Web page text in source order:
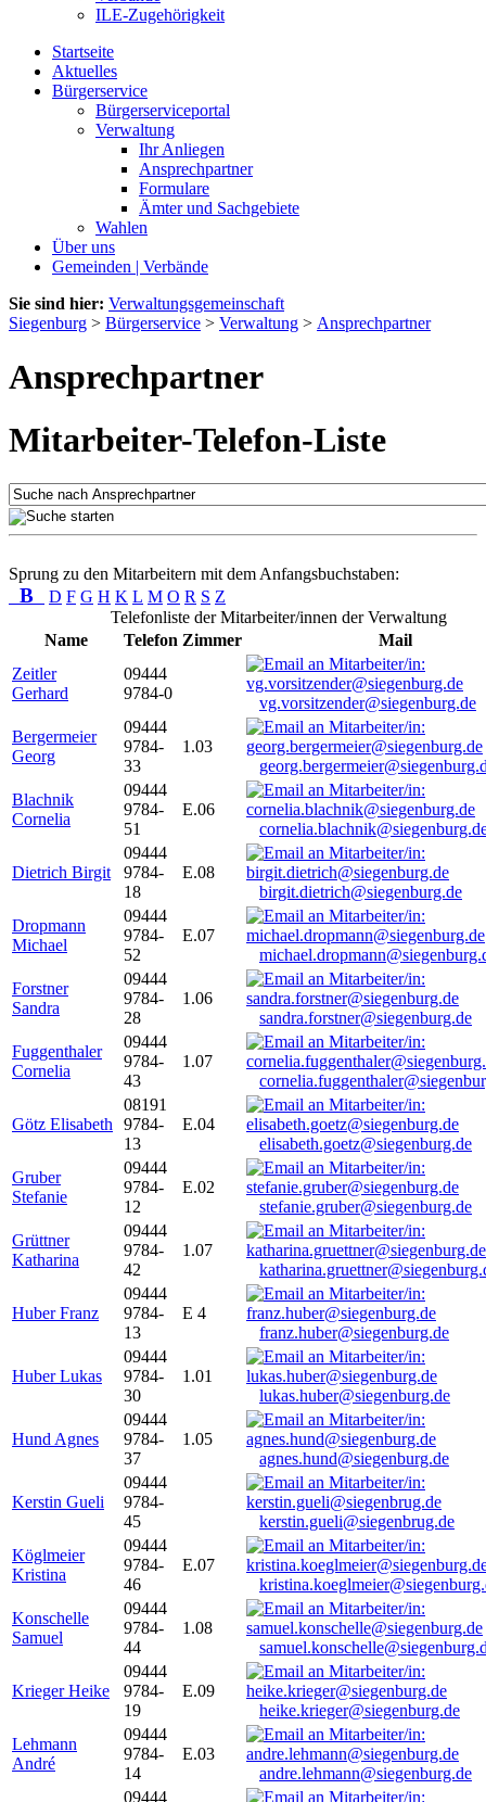
ILE-Zugehörigkeit
Startseite
Aktuelles
Bürgerservice
Bürgerserviceportal
Verwaltung
Ihr Anliegen
Ansprechpartner
Formulare
Ämter und Sachgebiete
Wahlen
Über uns
Gemeinden | Verbände
Sie sind hier: Verwaltungsgemeinschaft
Siegenburg > Bürgerservice > Verwaltung > Ansprechpartner
Ansprechpartner
Mitarbeiter-Telefon-Liste
Sprung zu den Mitarbeitern mit dem Anfangsbuchstaben:
B D F G H K L M O R S Z
Telefonliste der Mitarbeiter/innen der Verwaltung
Name
Telefon Zimmer
Mail
Zeitler
Gerhard
09444
9784-0
vg.vorsitzender@siegenburg.de
Bergermeier
Georg
09444
9784-
33
1.03
Blachnik
Cornelia
09444
9784-
51
E.06
Dietrich Birgit
09444
9784-
18
E.08
birgit.dietrich@siegenburg.de
Dropmann
Michael
09444
9784-
52
E.07
Forstner
Sandra
09444
9784-
28
1.06
sandra.forstner@siegenburg.de
Fuggenthaler
Cornelia
09444
9784-
43
1.07
Götz Elisabeth
08191
9784-
13
E.04
elisabeth.goetz@siegenburg.de
Gruber
Stefanie
09444
9784-
12
E.02
stefanie.gruber@siegenburg.de
Grüttner
Katharina
09444
9784-
42
1.07
Huber Franz
09444
9784-
13
E 4
franz.huber@siegenburg.de
Huber Lukas
09444
9784-
30
1.01
lukas.huber@siegenburg.de
Hund Agnes
09444
9784-
37
1.05
agnes.hund@siegenburg.de
Kerstin Gueli
09444
9784-
45
kerstin.gueli@siegenbrug.de
Köglmeier
Kristina
09444
9784-
46
E.07
Konschelle
Samuel
09444
9784-
44
1.08
Krieger Heike
09444
9784-
19
E.09
heike.krieger@siegenburg.de
Lehmann
André
09444
9784-
14
E.03
andre.lehmann@siegenburg.de
09444